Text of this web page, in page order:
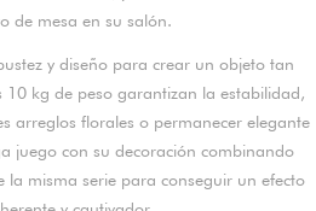
de mesa en su salón.
y diseño para crear un objeto tan
10 kg de peso garantizan la estabilidad,
arreglos florales o permanecer elegante
juego con su decoración combinando
la misma serie para conseguir un efecto